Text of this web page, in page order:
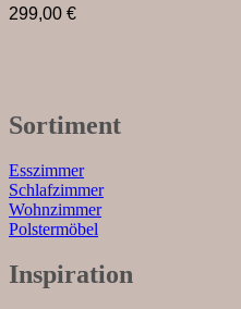
299,00 €
Sortiment
Esszimmer
Schlafzimmer
Wohnzimmer
Polstermöbel
Inspiration